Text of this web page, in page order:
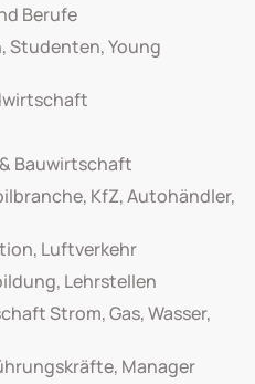
Berufe
Studenten, Young
Bauwirtschaft
KfZ, Autohändler,
Luftverkehr
Lehrstellen
Strom, Gas, Wasser,
Manager